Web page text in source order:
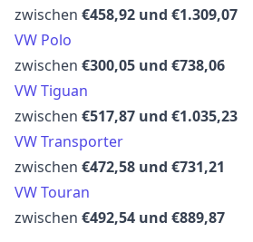
zwischen €458,92 und €1.309,07
VW Polo
zwischen €300,05 und €738,06
VW Tiguan
zwischen €517,87 und €1.035,23
VW Transporter
zwischen €472,58 und €731,21
VW Touran
zwischen €492,54 und €889,87